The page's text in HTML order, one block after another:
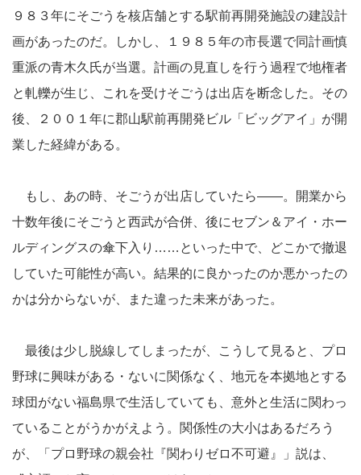
９８３年にそごうを核店舗とする駅前再開発施設の建設計
画があったのだ。しかし、１９８５年の市長選で同計画慎
重派の青木久氏が当選。計画の見直しを行う過程で地権者
と軋轢が生じ、これを受けそごうは出店を断念した。その
後、２００１年に郡山駅前再開発ビル「ビッグアイ」が開
業した経緯がある。
もし、あの時、そごうが出店していたら――。開業から
十数年後にそごうと西武が合併、後にセブン＆アイ・ホー
ルディングスの傘下入り……といった中で、どこかで撤退
していた可能性が高い。結果的に良かったのか悪かったの
かは分からないが、また違った未来があった。
最後は少し脱線してしまったが、こうして見ると、プロ
野球に興味がある・ないに関係なく、地元を本拠地とする
球団がない福島県で生活していても、意外と生活に関わっ
ていることがうかがえよう。関係性の大小はあるだろう
が、「プロ野球の親会社『関わりゼロ不可避』」説は、